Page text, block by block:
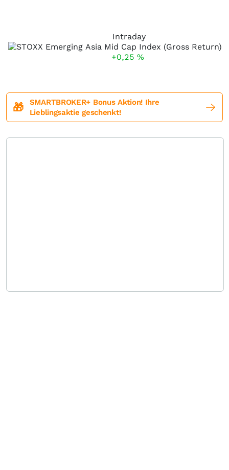
Intraday
+0,25 %
🎁
SMARTBROKER+ Bonus Aktion! Ihre
Lieblingsaktie geschenkt!